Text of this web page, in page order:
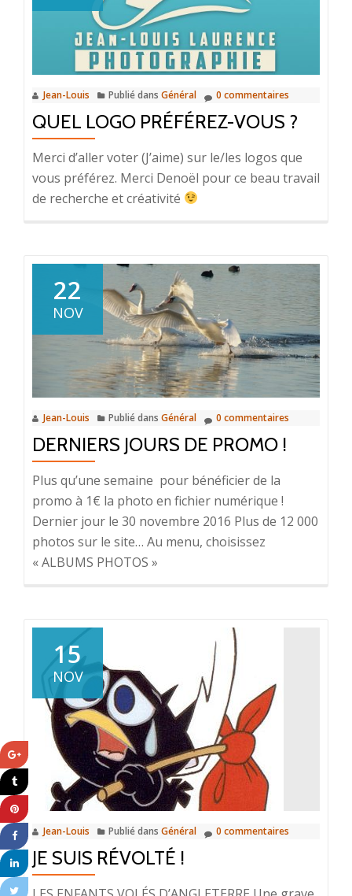
Jean-Louis Publié dans Général 0 commentaires
QUEL LOGO PRÉFÉREZ-VOUS ?
Merci d’aller voter (J’aime) sur le/les logos que
vous préférez. Merci Denoël pour ce beau travail
de recherche et créativité
22
NOV
Jean-Louis Publié dans Général 0 commentaires
DERNIERS JOURS DE PROMO !
Plus qu’une semaine pour bénéficier de la
promo à 1€ la photo en fichier numérique !
Dernier jour le 30 novembre 2016 Plus de 12 000
photos sur le site… Au menu, choisissez
« ALBUMS PHOTOS »
15
NOV
Jean-Louis Publié dans Général 0 commentaires
JE SUIS RÉVOLTÉ !